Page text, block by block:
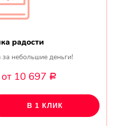
радости
небольшие деньги!
от 10 697 Р
В 1 КЛИК